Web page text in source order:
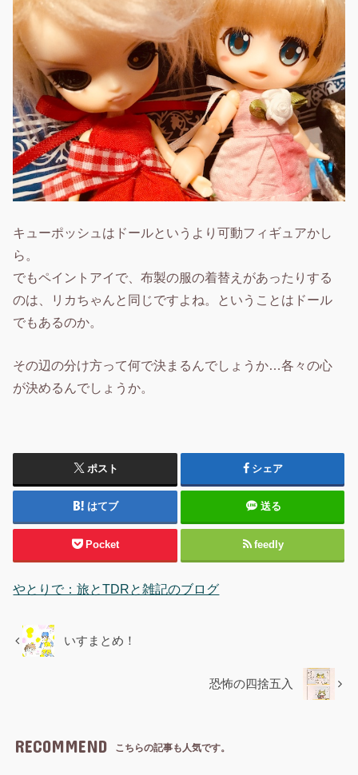
キューポッシュはドールというより可動フィギュアかし
ら。
でもペイントアイで、布製の服の着替えがあったりする
のは、リカちゃんと同じですよね。ということはドール
でもあるのか。
その辺の分け方って何で決まるんでしょうか…各々の心
が決めるんでしょうか。
ポスト シェア
はてブ 送る
Pocket feedly
やとりで：旅とTDRと雑記のブログ
いすまとめ！
恐怖の四捨五入
RECOMMEND こちらの記事も人気です。